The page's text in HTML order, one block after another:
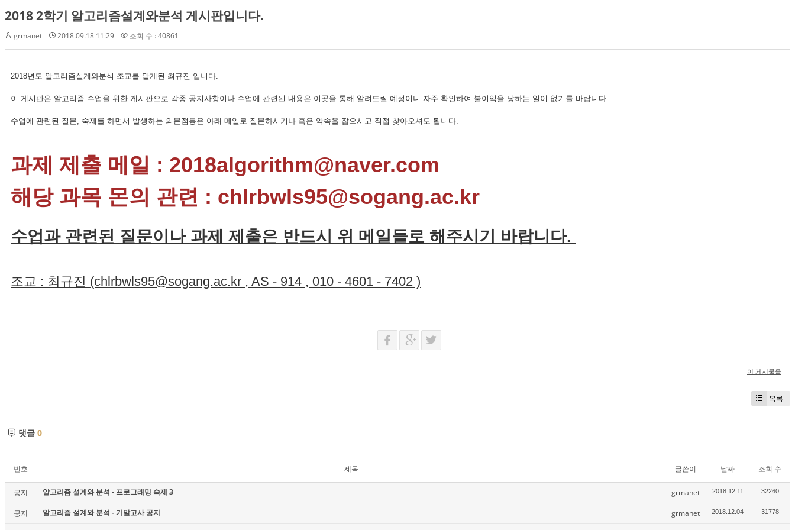
2018 2학기 알고리즘설계와분석 게시판입니다.
grmanet 2018.09.18 11:29 조회 수 : 40861
2018년도 알고리즘설계와분석 조교를 맡게된 최규진 입니다.
이 게시판은 알고리즘 수업을 위한 게시판으로 각종 공지사항이나 수업에 관련된 내용은 이곳을 통해 알려드릴 예정이니 자주 확인하여 불이익을 당하는 일이 없기를 바랍니다.
수업에 관련된 질문, 숙제를 하면서 발생하는 의문점등은 아래 메일로 질문하시거나 혹은 약속을 잡으시고 직접 찾아오셔도 됩니다.
과제 제출 메일 : 2018algorithm@naver.com
해당 과목 몬의 관련 : chlrbwls95@sogang.ac.kr
수업과 관련된 질문이나 과제 제출은 반드시 위 메일들로 해주시기 바랍니다.
조교 : 최규진 (chlrbwls95@sogang.ac.kr , AS - 914 , 010 - 4601 - 7402 )
이 게시물을
목록
댓글 0
번호 제목 글쓴이 날짜 조회 수
공지 알고리즘 설계와 분석 - 프로그래밍 숙제 3 grmanet 2018.12.11 32260
공지 알고리즘 설계와 분석 - 기말고사 공지 grmanet 2018.12.04 31778